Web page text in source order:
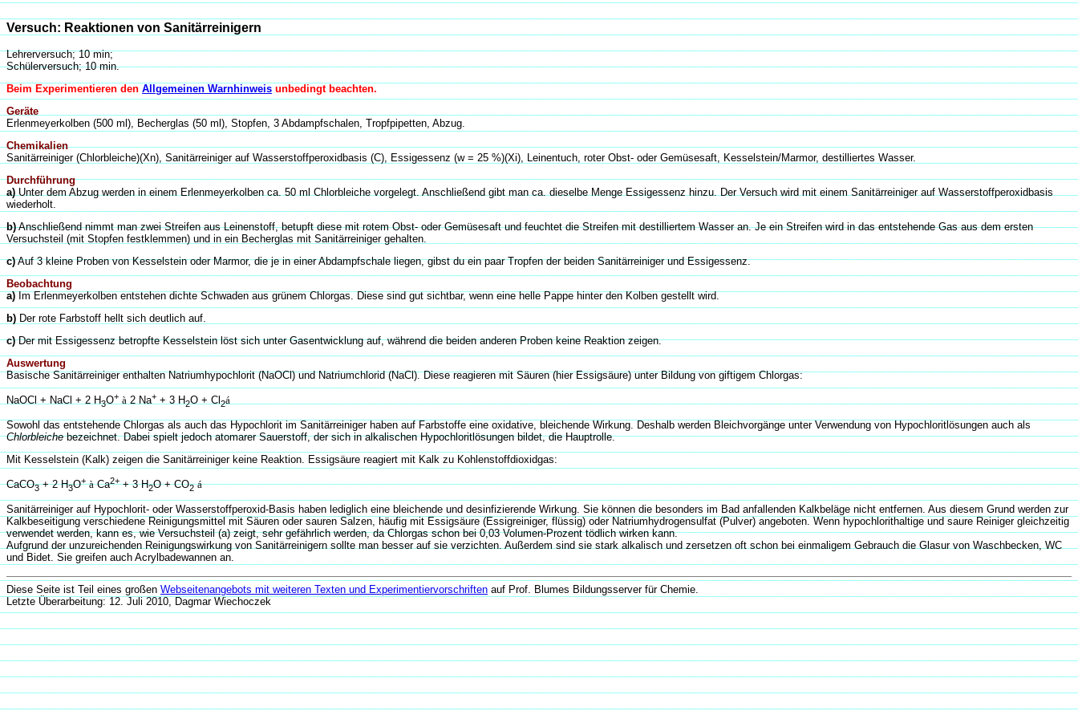
Versuch: Reaktionen von Sanitärreinigern
Lehrerversuch; 10 min;
Schülerversuch; 10 min.
Beim Experimentieren den Allgemeinen Warnhinweis unbedingt beachten.
Geräte
Erlenmeyerkolben (500 ml), Becherglas (50 ml), Stopfen, 3 Abdampfschalen, Tropfpipetten, Abzug.
Chemikalien
Sanitärreiniger (Chlorbleiche)(Xn), Sanitärreiniger auf Wasserstoffperoxidbasis (C), Essigessenz (w = 25 %)(Xi), Leinentuch, roter Obst- oder Gemüsesaft, Kesselstein/Marmor, destilliertes Wasser.
Durchführung
a)Unter dem Abzug werden in einem Erlenmeyerkolben ca. 50 ml Chlorbleiche vorgelegt. Anschließend gibt man ca. dieselbe Menge Essigessenz hinzu. Der Versuch wird mit einem Sanitärreiniger auf Wasserstoffperoxidbasis
wiederholt.
b)Anschließend nimmt man zwei Streifen aus Leinenstoff, betupft diese mit rotem Obst- oder Gemüsesaft und feuchtet die Streifen mit destilliertem Wasser an. Je ein Streifen wird in das entstehende Gas aus dem ersten
Versuchsteil (mit Stopfen festklemmen) und in ein Becherglas mit Sanitärreiniger gehalten.
c)Auf 3 kleine Proben von Kesselstein oder Marmor, die je in einer Abdampfschale liegen, gibst du ein paar Tropfen der beiden Sanitärreiniger und Essigessenz.
Beobachtung
a)Im Erlenmeyerkolben entstehen dichte Schwaden aus grünem Chlorgas. Diese sind gut sichtbar, wenn eine helle Pappe hinter den Kolben gestellt wird.
b) Der rote Farbstoff hellt sich deutlich auf.
c)Der mit Essigessenz betropfte Kesselstein löst sich unter Gasentwicklung auf, während die beiden anderen Proben keine Reaktion zeigen.
Auswertung
Basische Sanitärreiniger enthalten Natriumhypochlorit (NaOCl) und Natriumchlorid (NaCl). Diese reagieren mit Säuren (hier Essigsäure) unter Bildung von giftigem Chlorgas:
NaOCl + NaCl + 2 H3O+ à 2 Na+ + 3 H2O + Cl 2á
Sowohl das entstehende Chlorgas als auch das Hypochlorit im Sanitärreiniger haben auf Farbstoffe eine oxidative, bleichende Wirkung. Deshalb werden Bleichvorgänge unter Verwendung von Hypochloritlösungen auch als
Chlorbleichebezeichnet. Dabei spielt jedoch atomarer Sauerstoff, der sich in alkalischen Hypochloritlösungen bildet, die Hauptrolle.
Mit Kesselstein (Kalk) zeigen die Sanitärreiniger keine Reaktion. Essigsäure reagiert mit Kalk zu Kohlenstoffdioxidgas:
CaCO3+ 2 H3O+ àCa2++ 3 H2O + CO2 á
Sanitärreiniger auf Hypochlorit- oder Wasserstoffperoxid-Basis haben lediglich eine bleichende und desinfizierende Wirkung. Sie können die besonders im Bad anfallenden Kalkbeläge nicht entfernen. Aus diesem Grund werden zur
Kalkbeseitigung verschiedene Reinigungsmittel mit Säuren oder sauren Salzen, häufig mit Essigsäure (Essigreiniger, flüssig) oder Natriumhydrogensulfat (Pulver) angeboten. Wenn hypochlorithaltige und saure Reiniger gleichzeitig
verwendet werden, kann es, wie Versuchsteil (a) zeigt, sehr gefährlich werden, da Chlorgas schon bei 0,03 Volumen-Prozent tödlich wirken kann.
Aufgrund der unzureichenden Reinigungswirkung von Sanitärreinigern sollte man besser auf sie verzichten. Außerdem sind sie stark alkalisch und zersetzen oft schon bei einmaligem Gebrauch die Glasur von Waschbecken, WC
und Bidet. Sie greifen auch Acrylbadewannen an.
Diese Seite ist Teil eines großen Webseitenangebots mit weiteren Texten und Experimentiervorschriften auf Prof. Blumes Bildungsserver für Chemie.
Letzte Überarbeitung: 12. Juli 2010, Dagmar Wiechoczek